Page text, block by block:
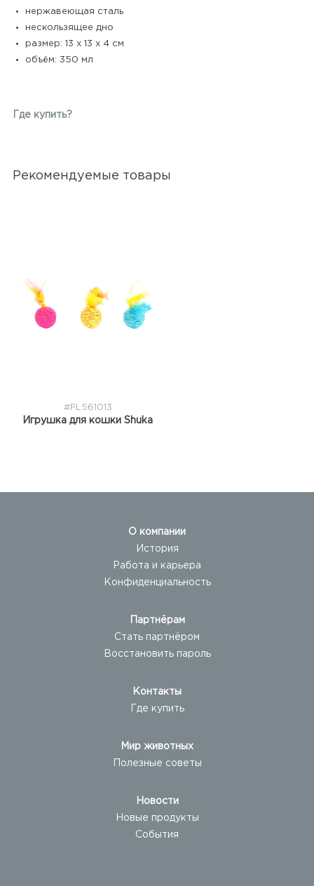
нержавеющая сталь
нескользящее дно
размер: 13 х 13 х 4 см
объём: 350 мл
Где купить?
Рекомендуемые товары
#FL561013
Игрушка для кошки Shuka
О компании
История
Работа и карьера
Конфиденциальность
Партнёрам
Стать партнёром
Восстановить пароль
Контакты
Где купить
Мир животных
Полезные советы
Новости
Новые продукты
События